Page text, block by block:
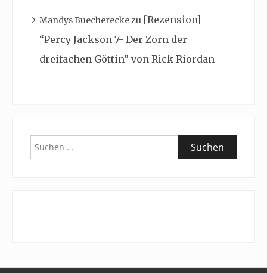
Mandys Buechereckezu [Rezension]
“Percy Jackson 7- Der Zorn der
dreifachen Göttin” von Rick Riordan
Suchen
nach: